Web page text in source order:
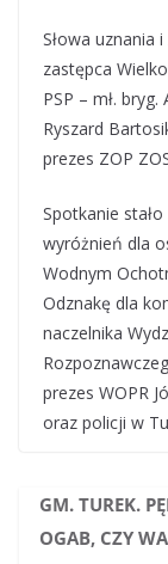
Słowa uznania
zastępca
PSP – mł. bryg.
Ryszard
prezes ZOP
Spotkanie
wyróżnień dla
Wodnym
Odznakę dla
naczelnika
prezes WOPR
oraz policji w
GM. TUREK.
OGAB, CZY